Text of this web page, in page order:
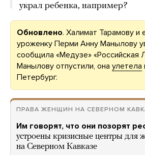
украл ребенка, например?
Обновлено. Халимат Тарамову и
уроженку Перми Анну Манылову
сообщила «Медузе» «Российская
Манылову отпустили, она улетела
Петербург.
ПРАВА ЖЕНЩИН НА СЕВЕРНОМ
Им говорят, что они позорят
устроены кризисные центры для
на Северном Кавказе